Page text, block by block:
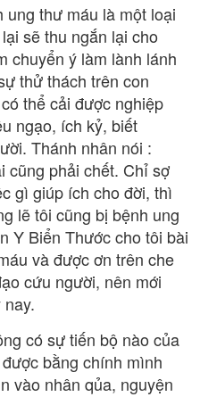
thư máu là một loại
sẽ thu ngắn lại cho
chuyển ý làm lành lánh
thử thách trên con
thể cải được nghiệp
ngạo, ích kỷ, biết
Thánh nhân nói :
cũng phải chết. Chỉ sợ
gì giúp ích cho đời, thì
lẽ tôi cũng bị bệnh ung
Y Biển Thước cho tôi bài
và được ơn trên che
cứu người, nên mới
có sự tiến bộ nào của
bằng chính mình
vào nhân qủa, nguyện